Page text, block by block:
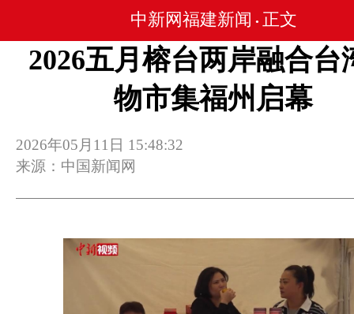
中新网福建新闻 • 正文
2026五月榕台两岸融合台
物市集福州启幕
2026年05月11日 15:48:32
来源：中国新闻网